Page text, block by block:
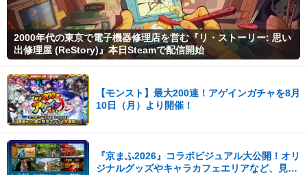
2000年代の東京で電子機器修理店を営む『リ・ストーリー: 思い
出修理屋 (ReStory)』本日Steamで配信開始
【モンスト】最大200連！アゲインガチャを8月
10日（月）より開催！
『京まふ2026』コラボビジュアル大公開！オリ
ジナルグッズやキャラカフェエリアなど、見ど